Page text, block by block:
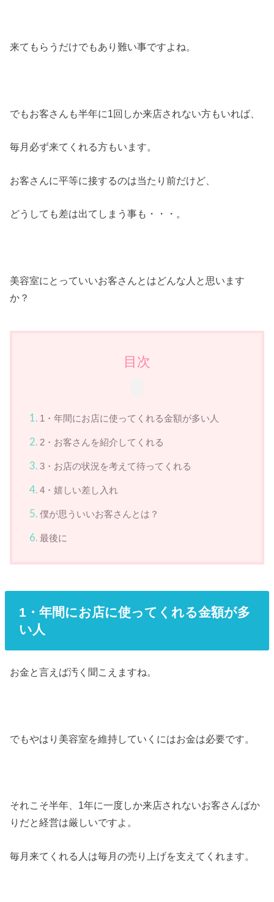
来てもらうだけでもあり難い事ですよね。
でもお客さんも半年に1回しか来店されない方もいれば、
毎月必ず来てくれる方もいます。
お客さんに平等に接するのは当たり前だけど、
どうしても差は出てしまう事も・・・。
美容室にとっていいお客さんとはどんな人と思います
か？
目次
1・年間にお店に使ってくれる金額が多い人
2・お客さんを紹介してくれる
3・お店の状況を考えて待ってくれる
4・嬉しい差し入れ
僕が思ういいお客さんとは？
最後に
1・年間にお店に使ってくれる金額が多
い人
お金と言えば汚く聞こえますね。
でもやはり美容室を維持していくにはお金は必要です。
それこそ半年、1年に一度しか来店されないお客さんばか
りだと経営は厳しいですよ。
毎月来てくれる人は毎月の売り上げを支えてくれます。